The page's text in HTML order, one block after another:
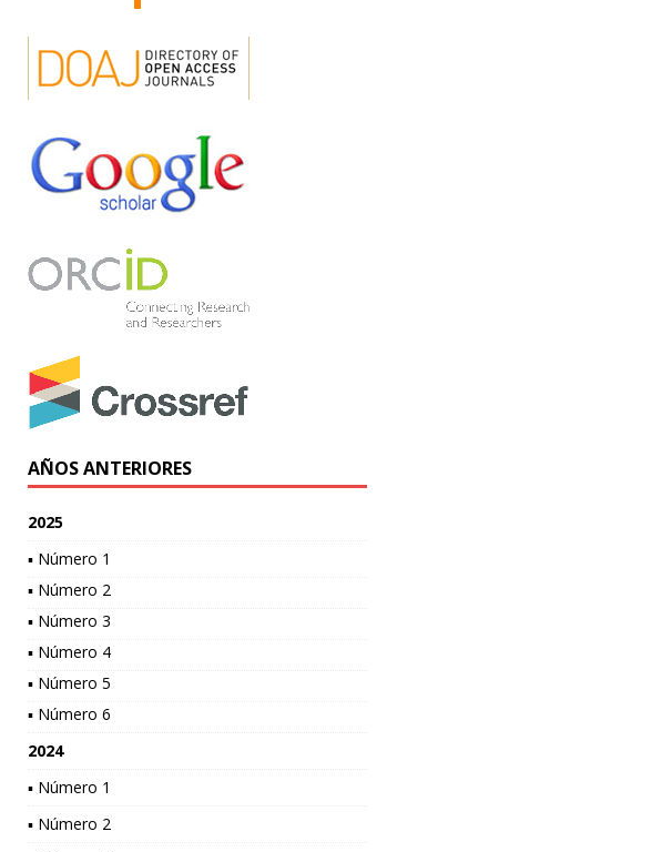
AÑOS ANTERIORES
2025
▪ Número 1
▪ Número 2
▪ Número 3
▪ Número 4
▪ Número 5
▪ Número 6
2024
▪ Número 1
▪ Número 2